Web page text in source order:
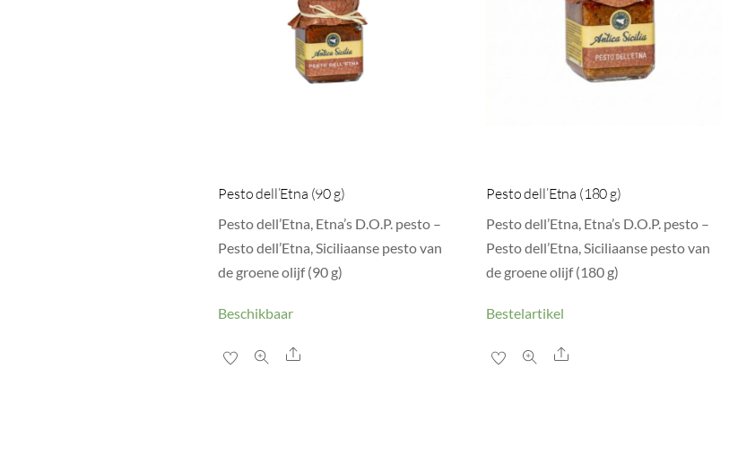
Pesto dell’Etna (90 g)
Pesto dell’Etna, Etna’s D.O.P. pesto –
Pesto dell’Etna, Siciliaanse pesto van
de groene olijf (90 g)
Beschikbaar
Share
Pesto dell’Etna (180 g)
Pesto dell’Etna, Etna’s D.O.P. pesto –
Pesto dell’Etna, Siciliaanse pesto van
de groene olijf (180 g)
Bestelartikel
Share